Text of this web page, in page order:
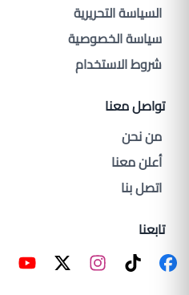
السياسة التحريرية
سياسة الخصوصية
شروط الاستخدام
تواصل معنا
من نحن
أعلن معنا
اتصل بنا
تابعنا